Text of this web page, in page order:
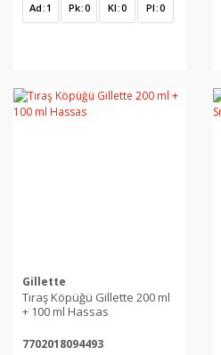
Ad 1 Pk 0 Kl 0 Pl 0
Gillette
Tıraş Köpüğü Gillette 200 ml
+ 100 ml Hassas
7702018094493